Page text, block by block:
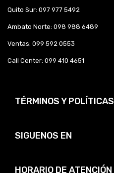
Quito Sur: 097 977 5492
Ambato Norte: 098 988 6489
Ventas: 099 592 0553
Call Center: 099 410 4651
TÉRMINOS Y POLÍTICAS
SIGUENOS EN
HORARIO DE ATENCIÓN